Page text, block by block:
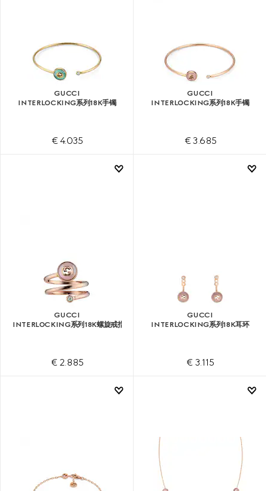
GUCCI
INTERLOCKING系列18K手镯
€ 4.035
GUCCI
INTERLOCKING系列18K手镯
€ 3.685
GUCCI
INTERLOCKING系列18K螺旋戒指
€ 2.885
GUCCI
INTERLOCKING系列18K耳环
€ 3.115